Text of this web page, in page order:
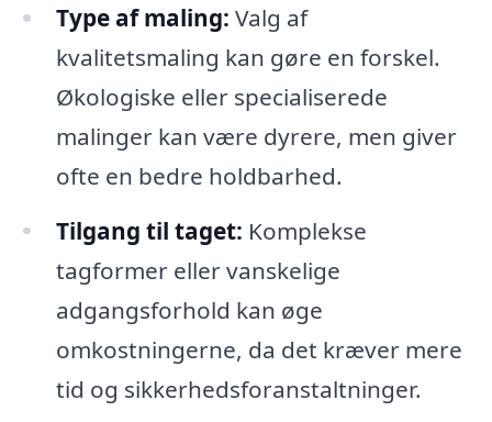
Type af maling: Valg af
kvalitetsmaling kan gøre en forskel.
Økologiske eller specialiserede
malinger kan være dyrere, men giver
ofte en bedre holdbarhed.
Tilgang til taget: Komplekse
tagformer eller vanskelige
adgangsforhold kan øge
omkostningerne, da det kræver mere
tid og sikkerhedsforanstaltninger.